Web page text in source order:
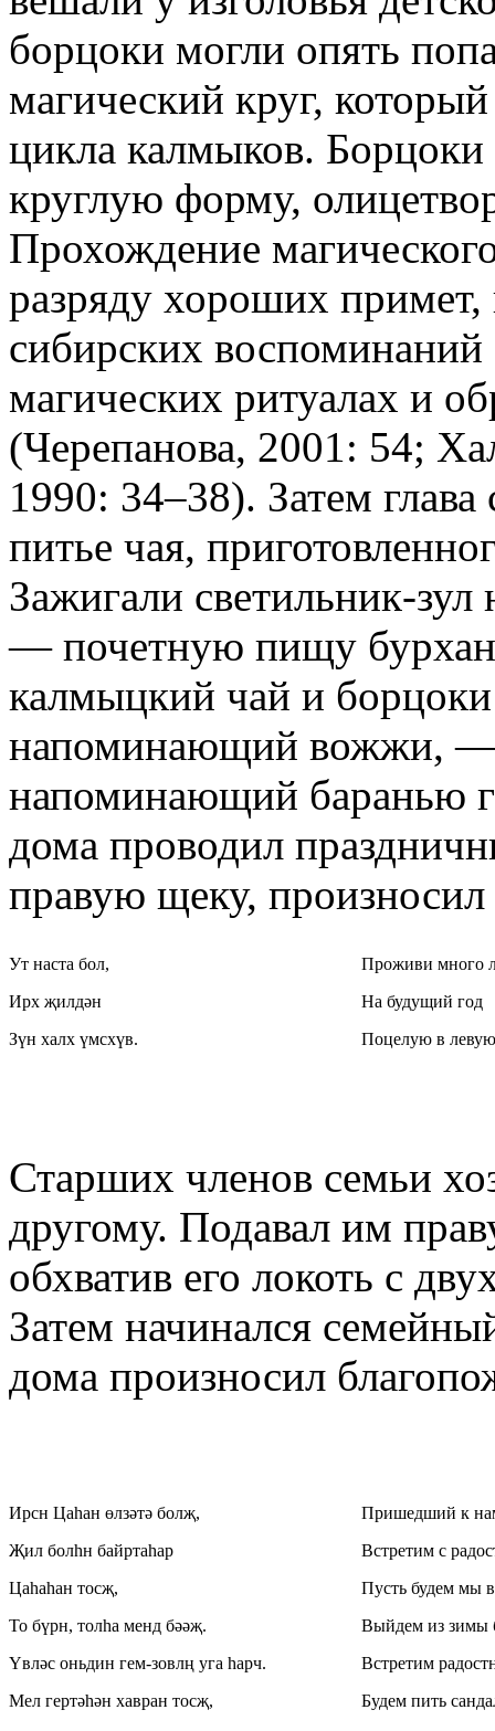
борцоки могли опять
магический круг,
цикла калмыков. Борцоки
круглую форму,
Прохождение
разряду хороших
сибирских воспоминаний
магических ритуалах и
(Черепанова, 2001: 54;
1990: 34–38). Затем
питье чая,
Зажигали светильник-
— почетную пищу
калмыцкий чай и
напоминающий вожжи, —
напоминающий баранью
дома проводил
правую щеку, произносил
Ут наста бол,
Ирх җилдән
Зүн халх үмсхүв.
Проживи много
На будущий год
Поцелую в
Старших членов семьи
другому. Подавал им
обхватив его локоть с
Затем начинался
дома произносил
Ирсн Цаһан өлзәтә болҗ,
Җил болһн байртаһар
Цаһаһан тосҗ,
То бүрн, толһа менд бәәҗ.
Үвләс оньдин гем-зовлң уга һарч.
Мел гертәһән хавран тосҗ,
Пришедший к
Встретим с
Пусть будем мы
Выйдем из зимы
Встретим
Будем пить